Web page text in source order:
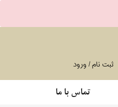
ثبت نام / ورود
تماس با ما